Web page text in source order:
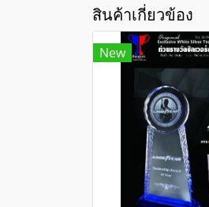
สินค้าเกี่ยวข้อง
New